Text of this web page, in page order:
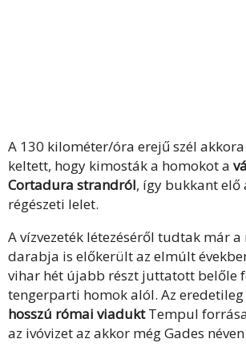
A 130 kilométer/óra erejű szél
keltett, hogy kimosták a homokot a
Cortadura strandról, így bukkant elő
régészeti lelet.
A vízvezeték létezéséről tudtak már a
darabja is előkerült az elmúlt
vihar hét újabb részt juttatott belőle
tengerparti homok alól. Az eredetileg
hosszú római viaduktTempul
az ivóvizet az akkor még Gades